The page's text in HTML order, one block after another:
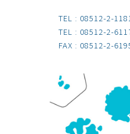
TEL : 08512-2-1181
TEL : 08512-2-
FAX : 08512-2-